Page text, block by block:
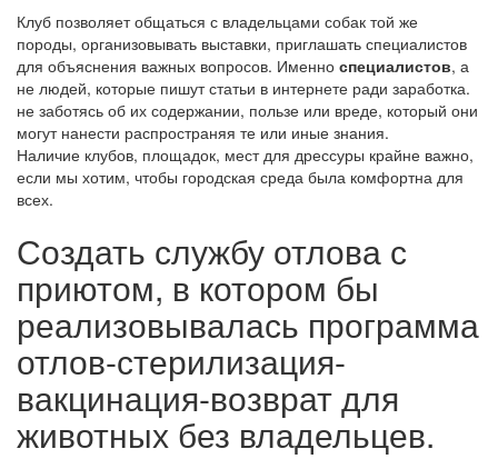
Клуб позволяет общаться с владельцами собак той же
породы, организовывать выставки, приглашать специалистов
для объяснения важных вопросов. Именно специалистов, а
не людей, которые пишут статьи в интернете ради заработка.
не заботясь об их содержании, пользе или вреде, который они
могут нанести распространяя те или иные знания.
Наличие клубов, площадок, мест для дрессуры крайне важно,
если мы хотим, чтобы городская среда была комфортна для
всех.
Создать службу отлова с
приютом, в котором бы
реализовывалась программа
отлов-стерилизация-
вакцинация-возврат для
животных без владельцев.